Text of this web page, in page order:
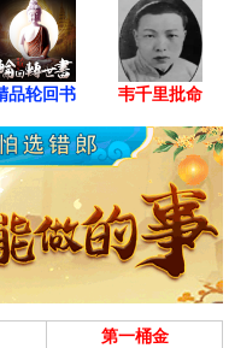
品轮回书 韦千里批命
第一桶金